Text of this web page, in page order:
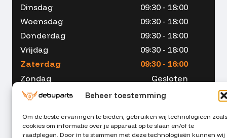
Beheer toestemming
Om de beste ervaringen te bieden, gebruiken wij technologieën zoals
cookies om informatie over je apparaat op te slaan en/of te
raadplegen. Door in te stemmen met deze technologieën kunnen wij
Dinsdag
09:30 - 18:00
Woensdag
09:30 - 18:00
Donderdag
09:30 - 18:00
Vrijdag
09:30 - 18:00
Zaterdag
09:30 - 16:00
Zondag
Gesloten
053 - 234 00 90